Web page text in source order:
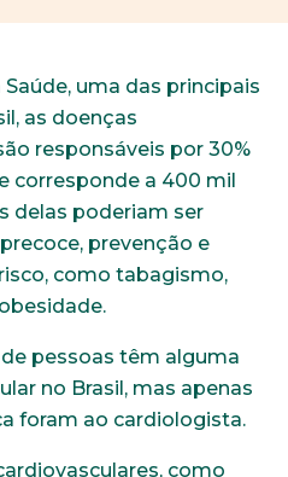
uma das principais
as doenças
responsáveis por 30%
corresponde a 400 mil
delas poderiam ser
prevenção e
como tabagismo,
pessoas têm alguma
no Brasil, mas apenas
foram ao cardiologista.
como